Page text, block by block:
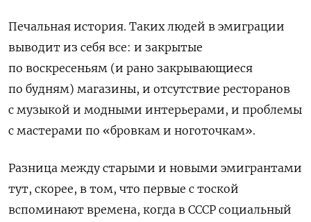
Печальная история. Таких людей в эмиграции
выводит из себя все: и закрытые
по воскресеньям (и рано закрывающиеся
по будням) магазины, и отсутствие ресторанов
с музыкой и модными интерьерами, и проблемы
с мастерами по «бровкам и ноготочкам».
Разница между старыми и новыми эмигрантами
тут, скорее, в том, что первые с тоской
вспоминают времена, когда в СССР социальный